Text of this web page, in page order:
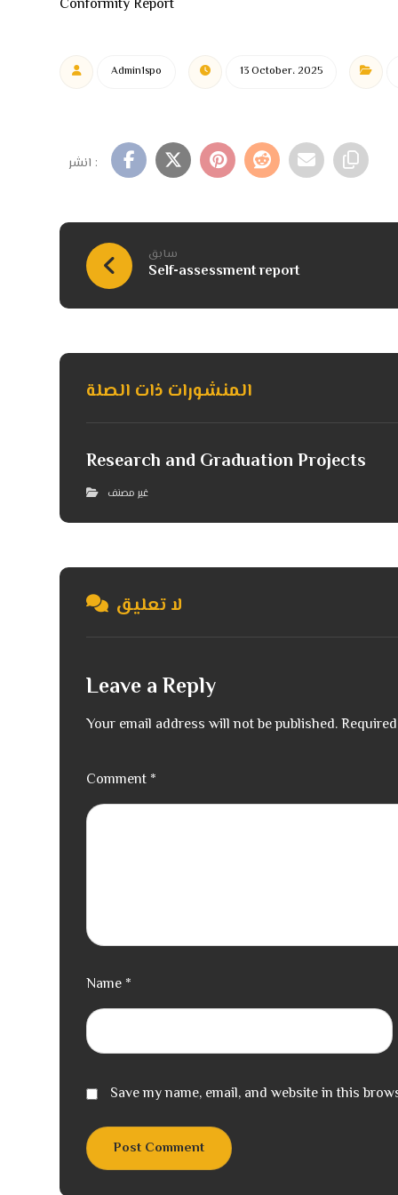
Conformity Report
Admin1spo 13 October، 2025
سابق
Self-assessment report
المنشورات ذات الصلة
Research and Graduation Projects
غير مصنف
لا تعليق
Leave a Reply
Your email address will not be published.
Comment *
Name *
Save my name, email, and website in this
Post Comment